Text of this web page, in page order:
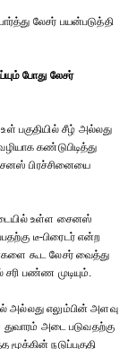
லேசர் பயன்படுத்தி
போது லேசர்
சீழ் அல்லது
கண்டுபிடித்து
பிரச்சினையை
இடையில் உள்ள சைனஸ்
டீ-பிரைடர் என்ற
கூட லேசர் வைத்து
பண்ண முடியும்.
அல்லது எலும்பின் அளவு
அடை படுவதற்கு
நடுப்பகுதி